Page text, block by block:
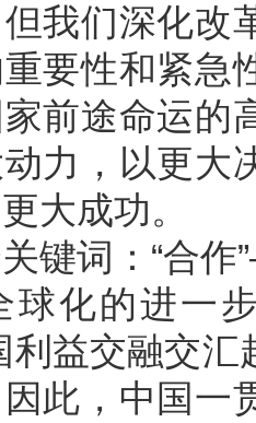
我们深化改
要性和紧急
前途命运的
力，以更大
大成功。
词：“合作
的进一步
利益交融交
此，中国一